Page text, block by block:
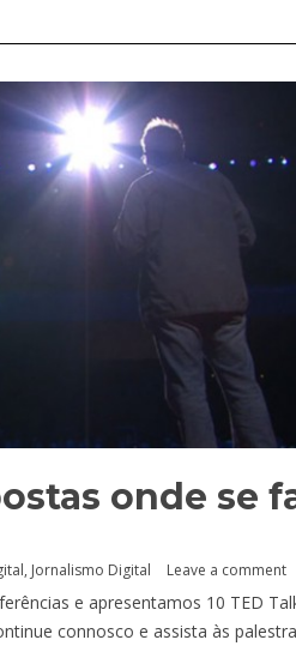
onde se
, Jornalismo Digital Leave a comment
e apresentamos 10 TED
connosco e assista às